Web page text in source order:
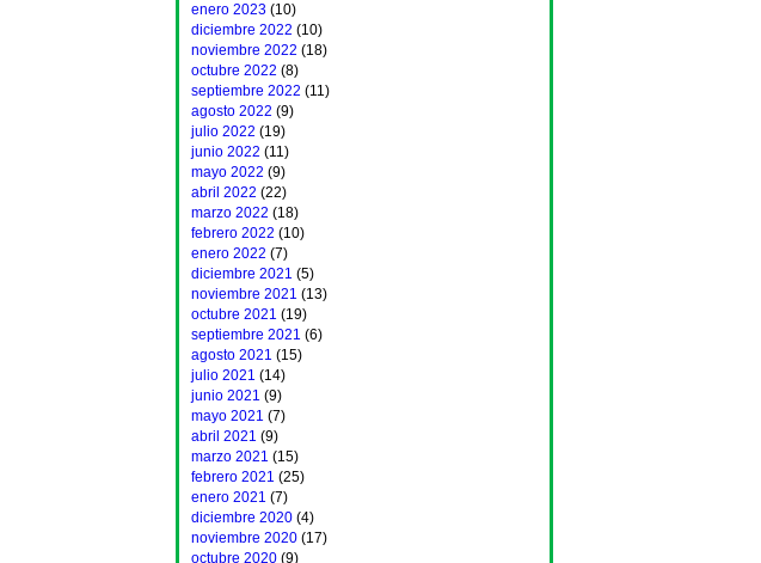
enero 2023 (10)
diciembre 2022 (10)
noviembre 2022 (18)
octubre 2022 (8)
septiembre 2022 (11)
agosto 2022 (9)
julio 2022 (19)
junio 2022 (11)
mayo 2022 (9)
abril 2022 (22)
marzo 2022 (18)
febrero 2022 (10)
enero 2022 (7)
diciembre 2021 (5)
noviembre 2021 (13)
octubre 2021 (19)
septiembre 2021 (6)
agosto 2021 (15)
julio 2021 (14)
junio 2021 (9)
mayo 2021 (7)
abril 2021 (9)
marzo 2021 (15)
febrero 2021 (25)
enero 2021 (7)
diciembre 2020 (4)
noviembre 2020 (17)
octubre 2020 (9)